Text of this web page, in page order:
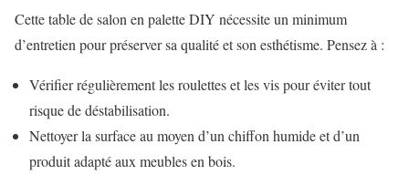
Cette table de salon en palette DIY nécessite un minimum
d’entretien pour préserver sa qualité et son esthétisme. Pensez à :
Vérifier régulièrement les roulettes et les vis pour éviter tout
risque de déstabilisation.
Nettoyer la surface au moyen d’un chiffon humide et d’un
produit adapté aux meubles en bois.